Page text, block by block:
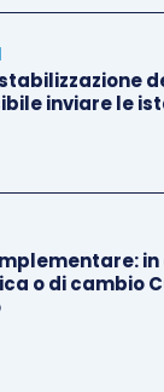
inviare le
in
o di cambio